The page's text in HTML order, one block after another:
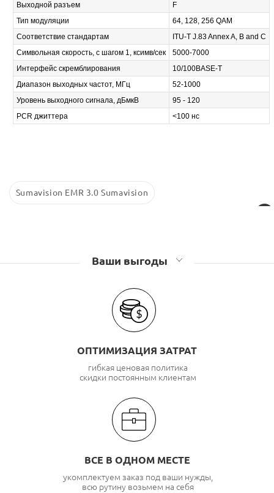
Выходной разъем
F
Тип модуляции
64, 128, 256 QAM
Соответствие стандартам
ITU-T J.83 Annex A, B and C
Символьная скорость, с шагом 1, ксимв/сек
5000-7000
Интерфейс скремблирования
10/100BASE-T
Диапазон выходных частот, МГц
52-1000
Уровень выходного сигнала, дБмкВ
95 - 120
PCR джиттера
<100 нс
Sumavision EMR 3.0 Sumavision
Ваши выгоды
ОПТИМИЗАЦИЯ ЗАТРАТ
гибкая ценовая политика
скидки постоянным клиентам
ВСЕ В ОДНОМ МЕСТЕ
укомплектуем заказ под ваши нужды,
всю рутину возьмем на себя